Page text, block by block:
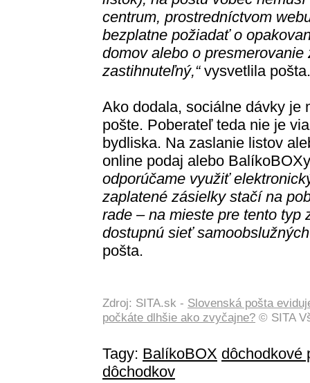
centrum, prostredníctvom
bezplatne požiadať o
domov alebo o
zastihnuteľný,“ vysvetlila pošta.
Ako dodala, sociálne dávky je
pošte. Poberateľ teda nie je
bydliska. Na zaslanie listov
online podaj alebo
odporúčame využiť
zaplatené zásielky stačí na
rade – na mieste pre tento
dostupnú sieť
pošta.
Zdroj: SITA.sk - Slovenská pošta
počkáte dlhšie ako zvyčajne? © SITA
Tagy: BalíkoBOX dôchodkové
dôchodkov